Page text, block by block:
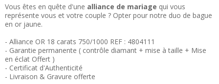
Vous êtes en quête d'une alliance de mariage qui vous
représente vous et votre couple ? Opter pour notre duo de bague
en or jaune.
- Alliance OR 18 carats 750/1000 REF : 4804111
- Garantie permanente ( contrôle diamant + mise à taille + Mise
en éclat Offert )
- Certificat d'Authenticité
- Livraison & Gravure offerte